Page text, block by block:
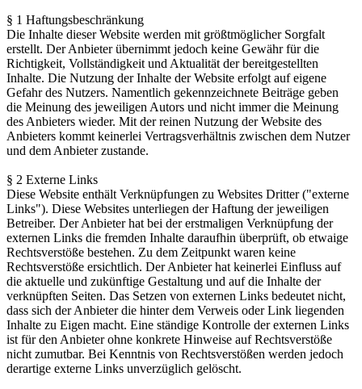
§ 1 Haftungsbeschränkung
Die Inhalte dieser Website werden mit größtmöglicher Sorgfalt
erstellt. Der Anbieter übernimmt jedoch keine Gewähr für die
Richtigkeit, Vollständigkeit und Aktualität der bereitgestellten
Inhalte. Die Nutzung der Inhalte der Website erfolgt auf eigene
Gefahr des Nutzers. Namentlich gekennzeichnete Beiträge geben
die Meinung des jeweiligen Autors und nicht immer die Meinung
des Anbieters wieder. Mit der reinen Nutzung der Website des
Anbieters kommt keinerlei Vertragsverhältnis zwischen dem Nutzer
und dem Anbieter zustande.
§ 2 Externe Links
Diese Website enthält Verknüpfungen zu Websites Dritter ("externe
Links"). Diese Websites unterliegen der Haftung der jeweiligen
Betreiber. Der Anbieter hat bei der erstmaligen Verknüpfung der
externen Links die fremden Inhalte daraufhin überprüft, ob etwaige
Rechtsverstöße bestehen. Zu dem Zeitpunkt waren keine
Rechtsverstöße ersichtlich. Der Anbieter hat keinerlei Einfluss auf
die aktuelle und zukünftige Gestaltung und auf die Inhalte der
verknüpften Seiten. Das Setzen von externen Links bedeutet nicht,
dass sich der Anbieter die hinter dem Verweis oder Link liegenden
Inhalte zu Eigen macht. Eine ständige Kontrolle der externen Links
ist für den Anbieter ohne konkrete Hinweise auf Rechtsverstöße
nicht zumutbar. Bei Kenntnis von Rechtsverstößen werden jedoch
derartige externe Links unverzüglich gelöscht.